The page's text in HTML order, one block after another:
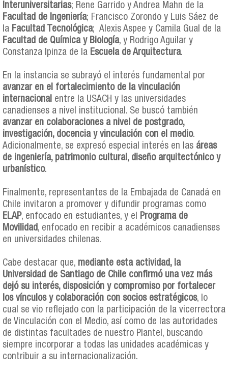
Interuniversitarias; Rene Garrido y Andrea Mahn de la
Facultad de Ingeniería; Francisco Zorondo y Luis Sáez de
la Facultad Tecnológica; Alexis Aspee y Camila Gual de la
Facultad de Química y Biología, y Rodrigo Aguilar y
Constanza Ipinza de la Escuela de Arquitectura.
En la instancia se subrayó el interés fundamental por
avanzar en el fortalecimiento de la vinculación
internacional entre la USACH y las universidades
canadienses a nivel institucional. Se buscó también
avanzar en colaboraciones a nivel de postgrado,
investigación, docencia y vinculación con el medio.
Adicionalmente, se expresó especial interés en las áreas
de ingeniería, patrimonio cultural, diseño arquitectónico y
urbanístico.
Finalmente, representantes de la Embajada de Canadá en
Chile invitaron a promover y difundir programas como
ELAP, enfocado en estudiantes, y el
Programa de
Movilidad, enfocado en recibir a académicos canadienses
en universidades chilenas.
Cabe destacar que, mediante esta actividad, la
Universidad de Santiago de Chile confirmó una vez más
dejó su interés, disposición y compromiso por fortalecer
los vínculos y colaboración con socios estratégicos, lo
cual se vio reflejado con la participación de la vicerrectora
de Vinculación con el Medio, así como de las autoridades
de distintas facultades de nuestro Plantel, buscando
siempre incorporar a todas las unidades académicas y
contribuir a su internacionalización.